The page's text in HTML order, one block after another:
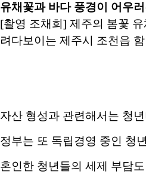
유채꽃과 바다 풍경이 어우
[촬영 조채희] 제주의 봄꽃
려다보이는 제주시 조천읍
자산 형성과 관련해서는 청
정부는 또 독립경영 중인 청
혼인한 청년들의 세제 부담